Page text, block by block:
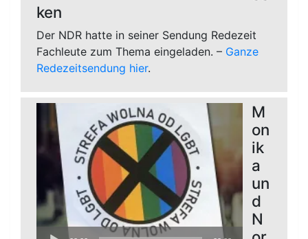
ken
Der NDR hatte in seiner Sendung Redezeit
Fachleute zum Thema eingeladen. – Ganze
Redezeitsendung hier.
Audio-
M
on
ik
a
un
d
N